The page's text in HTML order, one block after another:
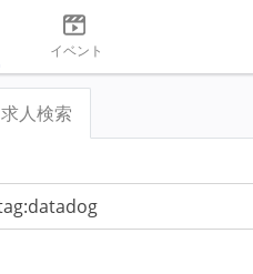
イベント
求人検索